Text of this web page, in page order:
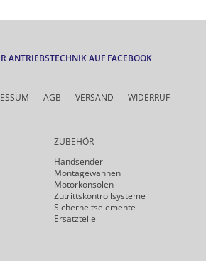
ANTRIEBSTECHNIK AUF FACEBOOK
AGB VERSAND
WIDERRUF
ZUBEHÖR
Handsender
Montagewannen
Motorkonsolen
Zutrittskontrollsysteme
Sicherheits­elemente
Ersatzteile